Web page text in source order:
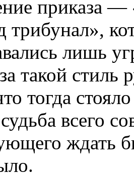
приказа —
трибунал»,
лишь
такой стиль
тогда
всего
ждать